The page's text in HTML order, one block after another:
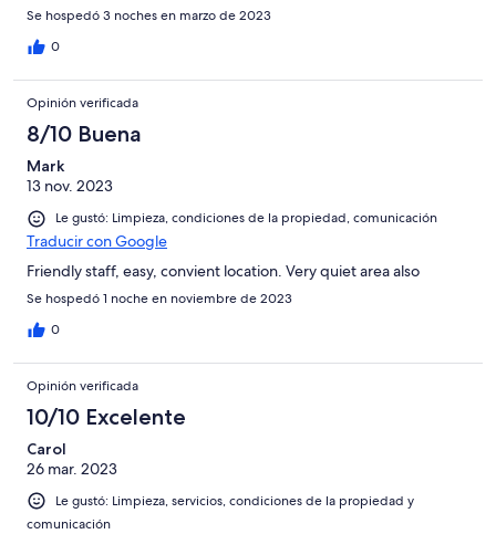
Se hospedó 3 noches en marzo de 2023
0
Opinión verificada
8/10 Buena
Mark
13 nov. 2023
Le gustó: Limpieza, condiciones de la propiedad, comunicación
Traducir con Google
Friendly staff, easy, convient location. Very quiet area also
Se hospedó 1 noche en noviembre de 2023
0
Opinión verificada
10/10 Excelente
Carol
26 mar. 2023
Le gustó: Limpieza, servicios, condiciones de la propiedad y
comunicación